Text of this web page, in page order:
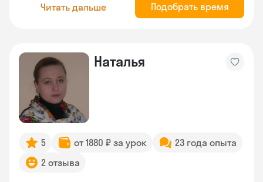
Читать дальше Подобрать время
Наталья
5 от 1880 ₽ за урок
23 года опыта
2 отзыва